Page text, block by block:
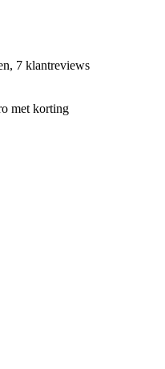
7 klantreviews
met korting